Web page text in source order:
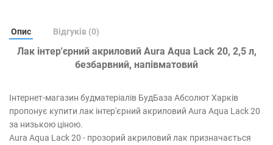
Опис Відгуків (0)
Лак інтер'єрний акриловий Aura Aqua Lack 20, 2,5 л,
безбарвний, напівматовий
Інтернет-магазин будматеріалів БудБаза Абсолют Харків
пропонує купити лак інтер'єрний акриловий Aura Aqua Lack 20
за низькою ціною.
Aura Aqua Lack 20 - прозорий акриловий лак призначається